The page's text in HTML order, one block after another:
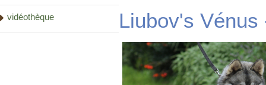
vidéothèque Liubov's Vénus